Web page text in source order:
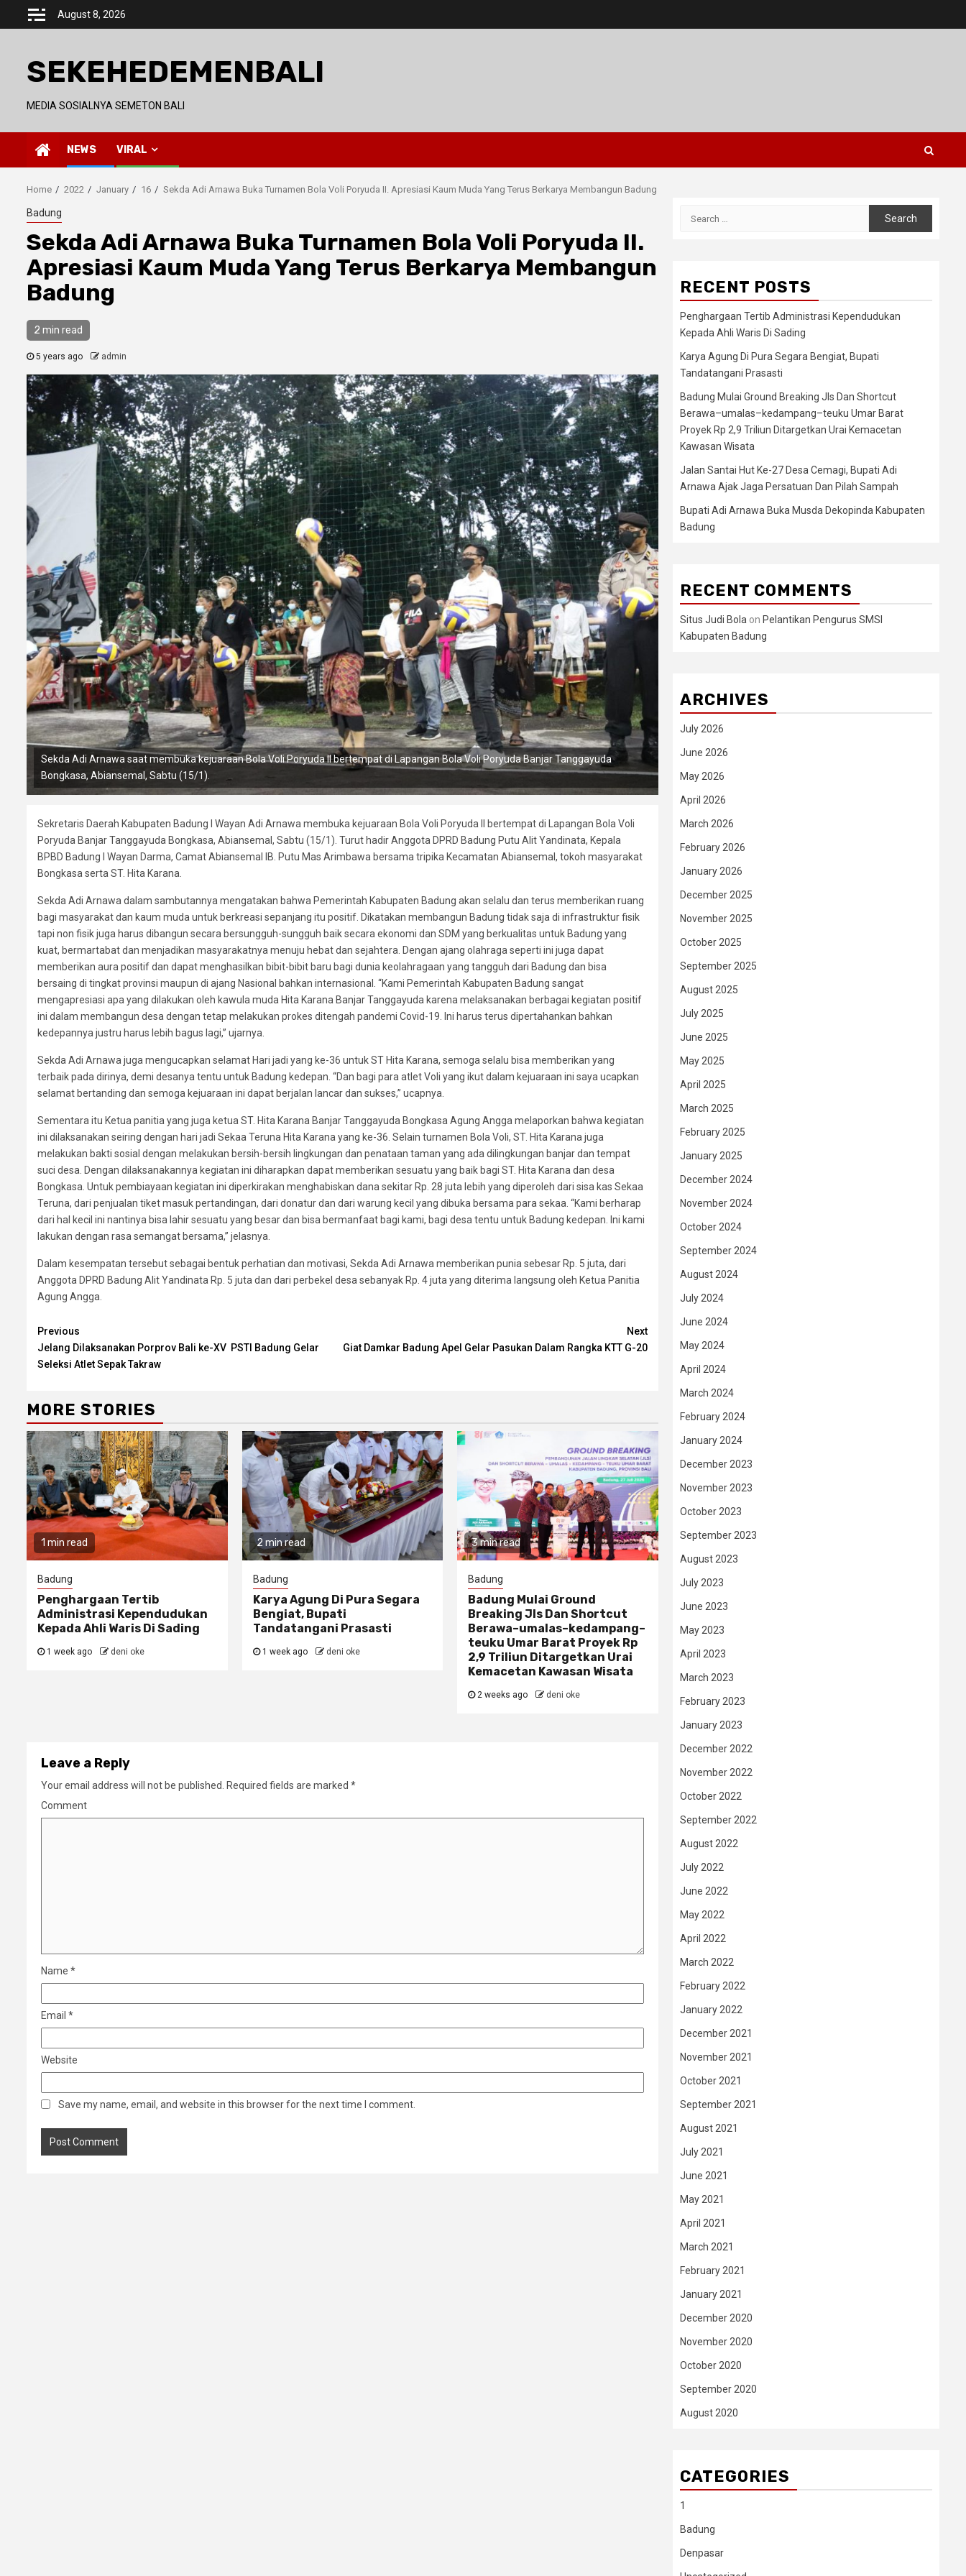
August 8, 2026
SEKEHEDEMENBALI
MEDIA SOSIALNYA SEMETON BALI
NEWS VIRAL
Home 2022 January 16 Sekda Adi Arnawa Buka Turnamen Bola Voli Poryuda II. Apresiasi Kaum Muda Yang Terus Berkarya Membangun Badung
Badung
Sekda Adi Arnawa Buka Turnamen Bola Voli Poryuda II.
Apresiasi Kaum Muda Yang Terus Berkarya Membangun
Badung
2 min read
5 years ago admin
Sekda Adi Arnawa saat membuka kejuaraan Bola Voli Poryuda II bertempat di Lapangan Bola Voli Poryuda Banjar Tanggayuda
Bongkasa, Abiansemal, Sabtu (15/1).
Sekretaris Daerah Kabupaten Badung I Wayan Adi Arnawa membuka kejuaraan Bola Voli Poryuda II bertempat di Lapangan Bola Voli
Poryuda Banjar Tanggayuda Bongkasa, Abiansemal, Sabtu (15/1). Turut hadir Anggota DPRD Badung Putu Alit Yandinata, Kepala
BPBD Badung I Wayan Darma, Camat Abiansemal IB. Putu Mas Arimbawa bersama tripika Kecamatan Abiansemal, tokoh masyarakat
Bongkasa serta ST. Hita Karana.
Sekda Adi Arnawa dalam sambutannya mengatakan bahwa Pemerintah Kabupaten Badung akan selalu dan terus memberikan ruang
bagi masyarakat dan kaum muda untuk berkreasi sepanjang itu positif. Dikatakan membangun Badung tidak saja di infrastruktur fisik
tapi non fisik juga harus dibangun secara bersungguh-sungguh baik secara ekonomi dan SDM yang berkualitas untuk Badung yang
kuat, bermartabat dan menjadikan masyarakatnya menuju hebat dan sejahtera. Dengan ajang olahraga seperti ini juga dapat
memberikan aura positif dan dapat menghasilkan bibit-bibit baru bagi dunia keolahragaan yang tangguh dari Badung dan bisa
bersaing di tingkat provinsi maupun di ajang Nasional bahkan internasional. “Kami Pemerintah Kabupaten Badung sangat
mengapresiasi apa yang dilakukan oleh kawula muda Hita Karana Banjar Tanggayuda karena melaksanakan berbagai kegiatan positif
ini dalam membangun desa dengan tetap melakukan prokes ditengah pandemi Covid-19. Ini harus terus dipertahankan bahkan
kedepannya justru harus lebih bagus lagi,” ujarnya.
Sekda Adi Arnawa juga mengucapkan selamat Hari jadi yang ke-36 untuk ST Hita Karana, semoga selalu bisa memberikan yang
terbaik pada dirinya, demi desanya tentu untuk Badung kedepan. “Dan bagi para atlet Voli yang ikut dalam kejuaraan ini saya ucapkan
selamat bertanding dan semoga kejuaraan ini dapat berjalan lancar dan sukses,” ucapnya.
Sementara itu Ketua panitia yang juga ketua ST. Hita Karana Banjar Tanggayuda Bongkasa Agung Angga melaporkan bahwa kegiatan
ini dilaksanakan seiring dengan hari jadi Sekaa Teruna Hita Karana yang ke-36. Selain turnamen Bola Voli, ST. Hita Karana juga
melakukan bakti sosial dengan melakukan bersih-bersih lingkungan dan penataan taman yang ada dilingkungan banjar dan tempat
suci desa. Dengan dilaksanakannya kegiatan ini diharapkan dapat memberikan sesuatu yang baik bagi ST. Hita Karana dan desa
Bongkasa. Untuk pembiayaan kegiatan ini diperkirakan menghabiskan dana sekitar Rp. 28 juta lebih yang diperoleh dari sisa kas Sekaa
Teruna, dari penjualan tiket masuk pertandingan, dari donatur dan dari warung kecil yang dibuka bersama para sekaa. “Kami berharap
dari hal kecil ini nantinya bisa lahir sesuatu yang besar dan bisa bermanfaat bagi kami, bagi desa tentu untuk Badung kedepan. Ini kami
lakukan dengan rasa semangat bersama,” jelasnya.
Dalam kesempatan tersebut sebagai bentuk perhatian dan motivasi, Sekda Adi Arnawa memberikan punia sebesar Rp. 5 juta, dari
Anggota DPRD Badung Alit Yandinata Rp. 5 juta dan dari perbekel desa sebanyak Rp. 4 juta yang diterima langsung oleh Ketua Panitia
Agung Angga.
Continue
Reading
Previous
Jelang Dilaksanakan Porprov Bali ke-XV PSTI Badung Gelar
Seleksi Atlet Sepak Takraw
Next
Giat Damkar Badung Apel Gelar Pasukan Dalam Rangka KTT G-20
MORE STORIES
1 min read
Badung
Penghargaan Tertib
Administrasi Kependudukan
Kepada Ahli Waris Di Sading
1 week ago deni oke
2 min read
Badung
Karya Agung Di Pura Segara
Bengiat, Bupati
Tandatangani Prasasti
1 week ago deni oke
3 min read
Badung
Badung Mulai Ground
Breaking Jls Dan Shortcut
Berawa–umalas–kedampang–
teuku Umar Barat Proyek Rp
2,9 Triliun Ditargetkan Urai
Kemacetan Kawasan Wisata
2 weeks ago deni oke
Leave a Reply
Your email address will not be published. Required fields are marked *
Comment
Name *
Email *
Website
Save my name, email, and website in this browser for the next time I comment.
RECENT POSTS
Penghargaan Tertib Administrasi Kependudukan
Kepada Ahli Waris Di Sading
Karya Agung Di Pura Segara Bengiat, Bupati
Tandatangani Prasasti
Badung Mulai Ground Breaking Jls Dan Shortcut
Berawa–umalas–kedampang–teuku Umar Barat
Proyek Rp 2,9 Triliun Ditargetkan Urai Kemacetan
Kawasan Wisata
Jalan Santai Hut Ke-27 Desa Cemagi, Bupati Adi
Arnawa Ajak Jaga Persatuan Dan Pilah Sampah
Bupati Adi Arnawa Buka Musda Dekopinda Kabupaten
Badung
RECENT COMMENTS
Situs Judi Bola on Pelantikan Pengurus SMSI
Kabupaten Badung
ARCHIVES
July 2026
June 2026
May 2026
April 2026
March 2026
February 2026
January 2026
December 2025
November 2025
October 2025
September 2025
August 2025
July 2025
June 2025
May 2025
April 2025
March 2025
February 2025
January 2025
December 2024
November 2024
October 2024
September 2024
August 2024
July 2024
June 2024
May 2024
April 2024
March 2024
February 2024
January 2024
December 2023
November 2023
October 2023
September 2023
August 2023
July 2023
June 2023
May 2023
April 2023
March 2023
February 2023
January 2023
December 2022
November 2022
October 2022
September 2022
August 2022
July 2022
June 2022
May 2022
April 2022
March 2022
February 2022
January 2022
December 2021
November 2021
October 2021
September 2021
August 2021
July 2021
June 2021
May 2021
April 2021
March 2021
February 2021
January 2021
December 2020
November 2020
October 2020
September 2020
August 2020
CATEGORIES
1
Badung
Denpasar